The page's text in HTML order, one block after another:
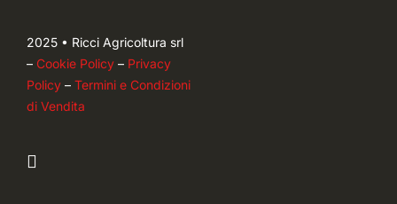
2025 • Ricci Agricoltura srl
– Cookie Policy– Privacy
Policy– Termini e Condizioni
di Vendita